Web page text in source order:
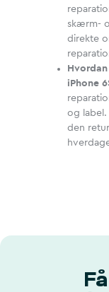
skærm-
direkte
iPhone
og label.
den